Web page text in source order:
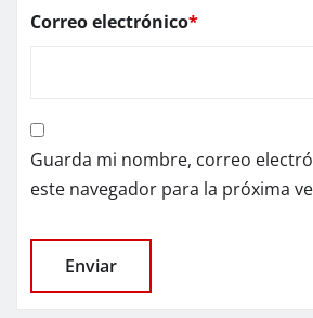
Correo electrónico*
Guarda mi nombre, correo
este navegador para la próxima